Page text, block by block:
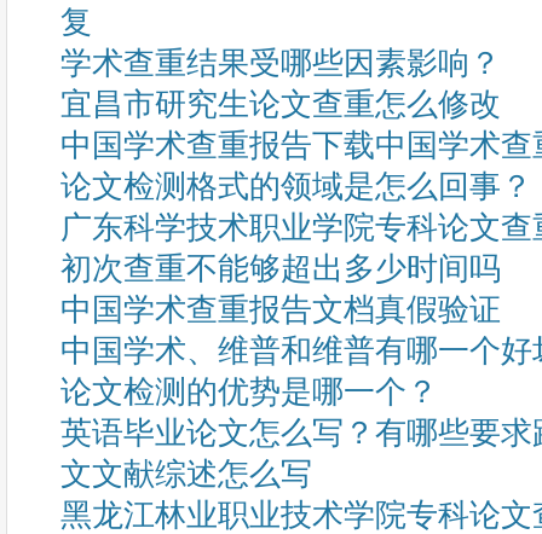
复
学术查重结果受哪些因素影响？
宜昌市研究生论文查重怎么修改
中国学术查重报告下载中国学术查
论文检测格式的领域是怎么回事？
广东科学技术职业学院专科论文
初次查重不能够超出多少时间吗
中国学术查重报告文档真假验证
中国学术、维普和维普有哪一个好
论文检测的优势是哪一个？
英语毕业论文怎么写？有哪些要
文文献综述怎么写
黑龙江林业职业技术学院专科论